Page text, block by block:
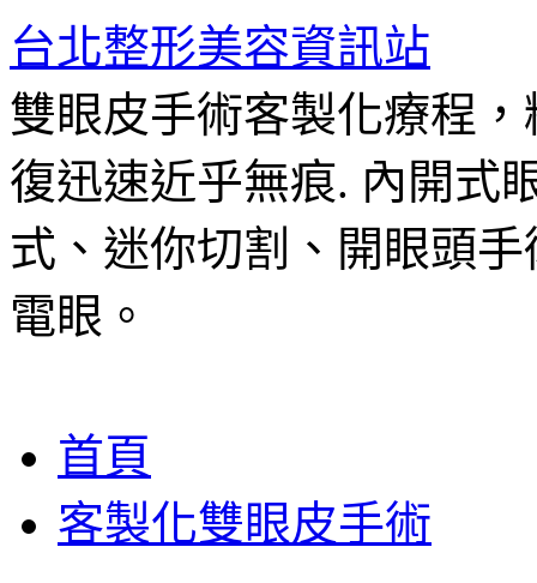
台北整形美容資訊站
雙眼皮手術客製化療程
復迅速近乎無痕. 內開式
式、迷你切割、開眼頭
電眼。
至
要
首頁
客製化雙眼皮手術